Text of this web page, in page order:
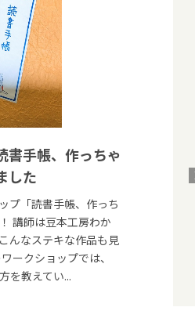
書手帳、作っちゃ
した
プ「読書手帳、作っち
講師は豆本工房わか
んなステキな作品も見
ークショップでは、
を教えてい...